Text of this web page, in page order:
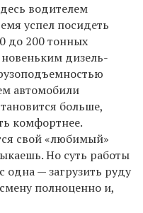
водителем
успел посидеть
до 200 тонных
дизель-
автомобили
больше,
комфортнее.
свой «любимый»
Но суть работы
одна — загрузить руду
полноценно и,